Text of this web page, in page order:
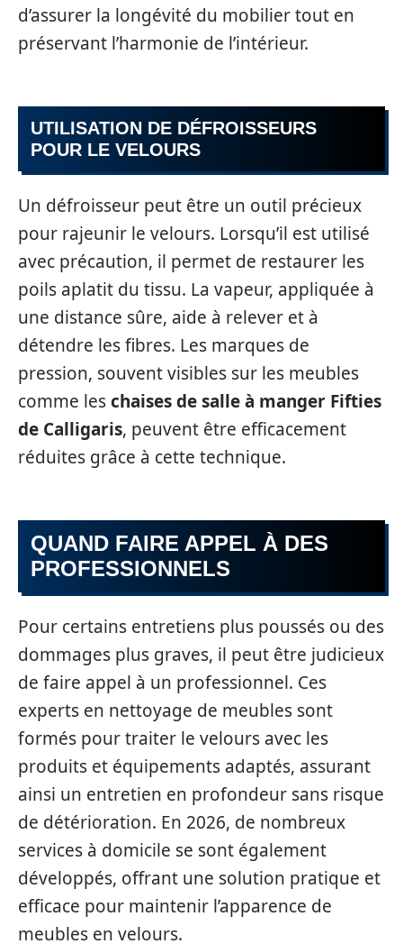
d’assurer la longévité du mobilier tout en
préservant l’harmonie de l’intérieur.
UTILISATION DE DÉFROISSEURS
POUR LE VELOURS
Un défroisseur peut être un outil précieux
pour rajeunir le velours. Lorsqu’il est utilisé
avec précaution, il permet de restaurer les
poils aplatit du tissu. La vapeur, appliquée à
une distance sûre, aide à relever et à
détendre les fibres. Les marques de
pression, souvent visibles sur les meubles
comme leschaises de salle à manger Fifties
de Calligaris, peuvent être efficacement
réduites grâce à cette technique.
QUAND FAIRE APPEL À DES
PROFESSIONNELS
Pour certains entretiens plus poussés ou des
dommages plus graves, il peut être judicieux
de faire appel à un professionnel. Ces
experts en nettoyage de meubles sont
formés pour traiter le velours avec les
produits et équipements adaptés, assurant
ainsi un entretien en profondeur sans risque
de détérioration. En 2026, de nombreux
services à domicile se sont également
développés, offrant une solution pratique et
efficace pour maintenir l’apparence de
meubles en velours.